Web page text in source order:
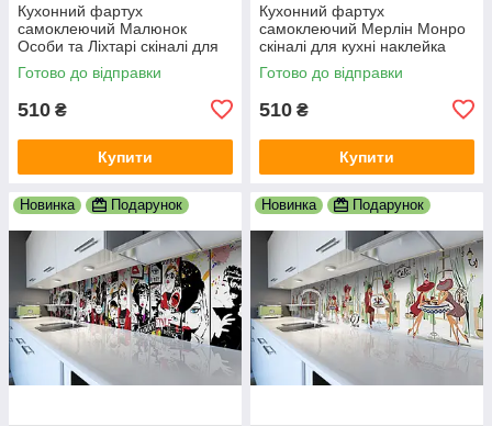
Кухонний фартух
самоклеючий Малюнок
Особи та Ліхтарі скіналі для
кухні наклейка ПВХ люди
зелений 600х2000 мм
Готово до відправки
510 ₴
Купити
Кухонний фартух
самоклеючий Мерлін Монро
скіналі для кухні наклейка
ПВХ дівчина люди чорний
600х2000 мм
Готово до відправки
510 ₴
Купити
Новинка Подарунок Новинка Подарунок